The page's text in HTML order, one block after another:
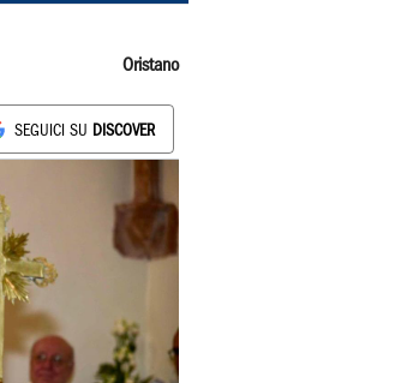
Oristano
SEGUICI SU DISCOVER